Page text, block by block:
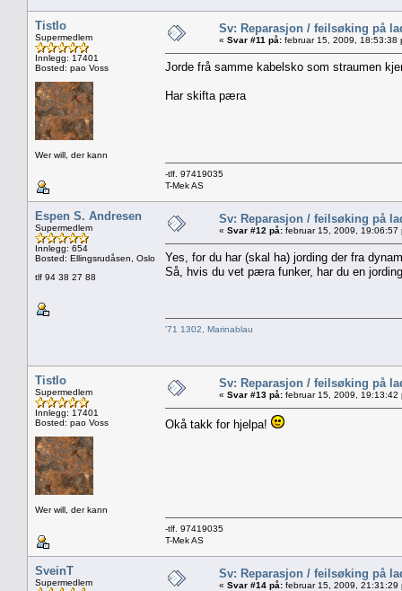
Tistlo
Supermedlem
Innlegg: 17401
Bosted: pao Voss
Wer will, der kann
Sv: Reparasjon / feilsøking på
« Svar #11 på: februar 15, 2009, 18:53:38
Jorde frå samme kabelsko som straumen
Har skifta pæra
-tlf. 97419035
T-Mek AS
Espen S. Andresen
Supermedlem
Innlegg: 654
Bosted: Ellingsrudåsen, Oslo
tlf 94 38 27 88
Sv: Reparasjon / feilsøking på
« Svar #12 på: februar 15, 2009, 19:06:57
Yes, for du har (skal ha) jording der fra
Så, hvis du vet pæra funker, har du en
'71 1302, Marinablau
Tistlo
Supermedlem
Innlegg: 17401
Bosted: pao Voss
Wer will, der kann
Sv: Reparasjon / feilsøking på
« Svar #13 på: februar 15, 2009, 19:13:42
Okå takk for hjelpa!
-tlf. 97419035
T-Mek AS
SveinT
Supermedlem
Sv: Reparasjon / feilsøking på
« Svar #14 på: februar 15, 2009, 21:31:29